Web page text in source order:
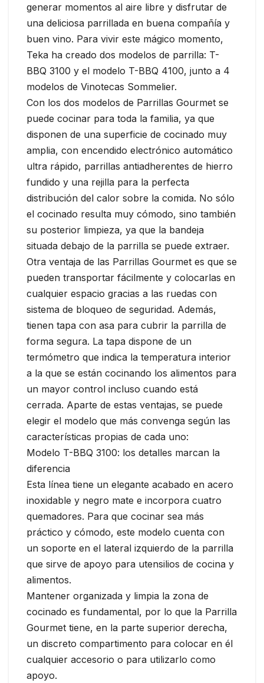
generar momentos al aire libre y disfrutar de
una deliciosa parrillada en buena compañía y
buen vino. Para vivir este mágico momento,
Teka ha creado dos modelos de parrilla: T-
BBQ 3100 y el modelo T-BBQ 4100, junto a 4
modelos de Vinotecas Sommelier.
Con los dos modelos de Parrillas Gourmet se
puede cocinar para toda la familia, ya que
disponen de una superficie de cocinado muy
amplia, con encendido electrónico automático
ultra rápido, parrillas antiadherentes de hierro
fundido y una rejilla para la perfecta
distribución del calor sobre la comida. No sólo
el cocinado resulta muy cómodo, sino también
su posterior limpieza, ya que la bandeja
situada debajo de la parrilla se puede extraer.
Otra ventaja de las Parrillas Gourmet es que se
pueden transportar fácilmente y colocarlas en
cualquier espacio gracias a las ruedas con
sistema de bloqueo de seguridad. Además,
tienen tapa con asa para cubrir la parrilla de
forma segura. La tapa dispone de un
termómetro que indica la temperatura interior
a la que se están cocinando los alimentos para
un mayor control incluso cuando está
cerrada. Aparte de estas ventajas, se puede
elegir el modelo que más convenga según las
características propias de cada uno:
Modelo T-BBQ 3100: los detalles marcan la
diferencia
Esta línea tiene un elegante acabado en acero
inoxidable y negro mate e incorpora cuatro
quemadores. Para que cocinar sea más
práctico y cómodo, este modelo cuenta con
un soporte en el lateral izquierdo de la parrilla
que sirve de apoyo para utensilios de cocina y
alimentos.
Mantener organizada y limpia la zona de
cocinado es fundamental, por lo que la Parrilla
Gourmet tiene, en la parte superior derecha,
un discreto compartimento para colocar en él
cualquier accesorio o para utilizarlo como
apoyo.